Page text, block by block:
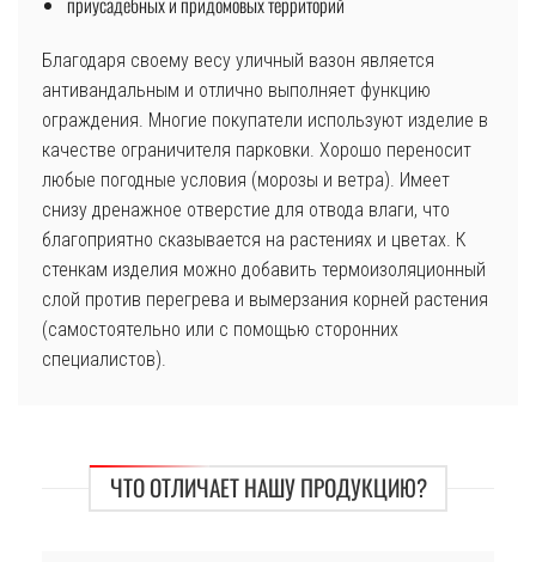
Благодаря своему весу уличный вазон является
антивандальным и отлично выполняет функцию
ограждения. Многие покупатели используют изделие в
качестве ограничителя парковки. Хорошо переносит
любые погодные условия (морозы и ветра). Имеет
снизу дренажное отверстие для отвода влаги, что
благоприятно сказывается на растениях и цветах. К
стенкам изделия можно добавить термоизоляционный
слой против перегрева и вымерзания корней растения
(самостоятельно или с помощью сторонних
специалистов).
ЧТО ОТЛИЧАЕТ НАШУ ПРОДУКЦИЮ?